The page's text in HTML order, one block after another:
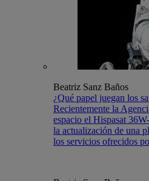
Beatriz Sanz Baños
¿Qué papel juegan los
Recientemente la
espacio el Hispasat
la actualización de una
los servicios ofrecidos